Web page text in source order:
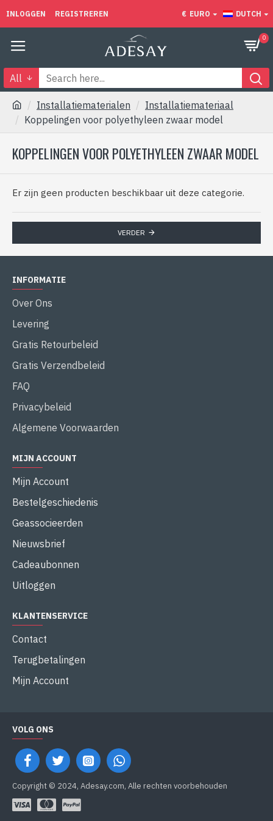
INLOGGEN REGISTREREN € EURO DUTCH
0
All
Installatiematerialen
Installatiemateriaal
Koppelingen voor polyethyleen zwaar model
KOPPELINGEN VOOR POLYETHYLEEN ZWAAR MODEL
Er zijn geen producten beschikbaar uit deze categorie.
VERDER
INFORMATIE
Over Ons
Levering
Gratis Retourbeleid
Gratis Verzendbeleid
FAQ
Privacybeleid
Algemene Voorwaarden
MIJN ACCOUNT
Mijn Account
Bestelgeschiedenis
Geassocieerden
Nieuwsbrief
Cadeaubonnen
Uitloggen
KLANTENSERVICE
Contact
Terugbetalingen
Mijn Account
VOLG ONS
Copyright © 2024, Adesay.com, Alle rechten voorbehouden